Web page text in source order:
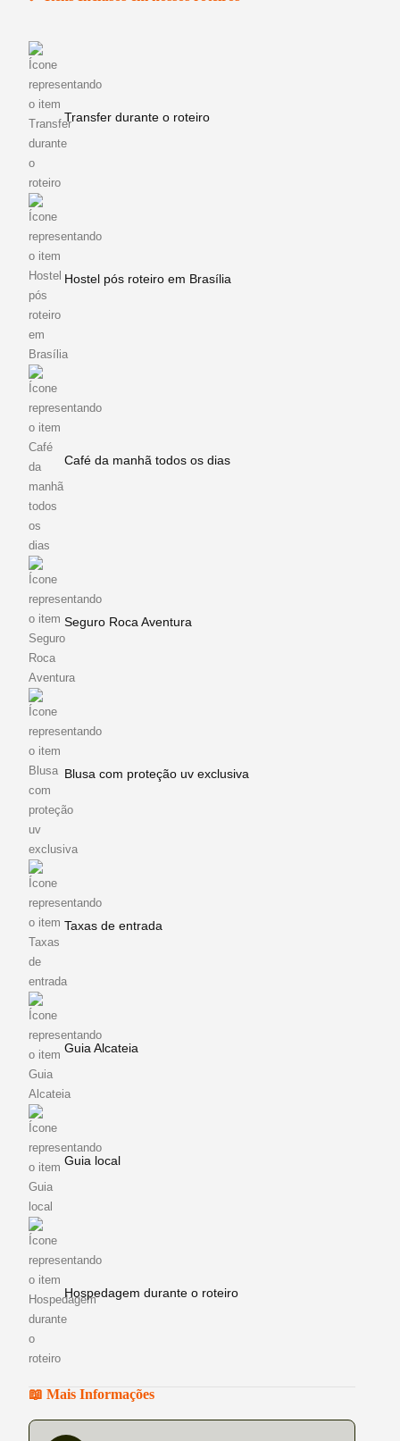
Transfer durante o roteiro
Hostel pós roteiro em Brasília
Café da manhã todos os dias
Seguro Roca Aventura
Blusa com proteção uv exclusiva
Taxas de entrada
Guia Alcateia
Guia local
Hospedagem durante o roteiro
📖 Mais Informações